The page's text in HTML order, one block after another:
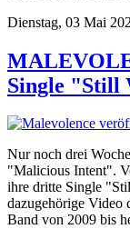
Dienstag, 03 Mai
Single "Still
Nur noch drei
"Malicious Intent".
ihre dritte Single
dazugehörige Video
Band von 2009 bis